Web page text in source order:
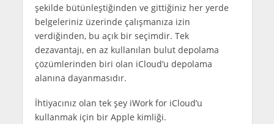
şekilde bütünleştiğinden ve gittiğiniz her yerde
belgeleriniz üzerinde çalışmanıza izin
verdiğinden, bu açık bir seçimdir. Tek
dezavantajı, en az kullanılan bulut depolama
çözümlerinden biri olan iCloud’u depolama
alanına dayanmasıdır.
İhtiyacınız olan tek şey iWork for iCloud’u
kullanmak için bir Apple kimliği.